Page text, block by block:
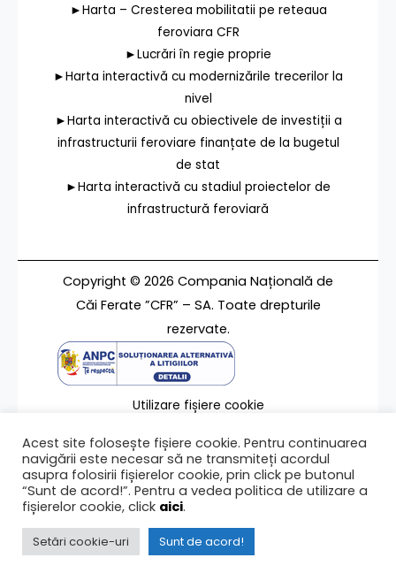
►Harta – Cresterea mobilitatii pe reteaua
feroviara CFR
►Lucrări în regie proprie
►Harta interactivă cu modernizările trecerilor la
nivel
►Harta interactivă cu obiectivele de investiții a
infrastructurii feroviare finanțate de la bugetul
de stat
►Harta interactivă cu stadiul proiectelor de
infrastructură feroviară
Copyright © 2026 Compania Națională de
Căi Ferate ”CFR” – SA. Toate drepturile
rezervate.
Utilizare fișiere cookie
Contact
Ultima modificare a paginii 28/10/2020
Acest site folosește fișiere cookie. Pentru continuarea
navigării este necesar să ne transmiteți acordul
asupra folosirii fișierelor cookie, prin click pe butonul
“Sunt de acord!”. Pentru a vedea politica de utilizare a
fișierelor cookie, click aici.
Setări cookie-uri Sunt de acord!